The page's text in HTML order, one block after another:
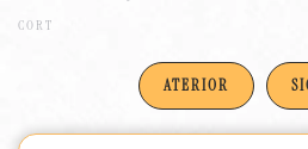
CORT
ATERIOR